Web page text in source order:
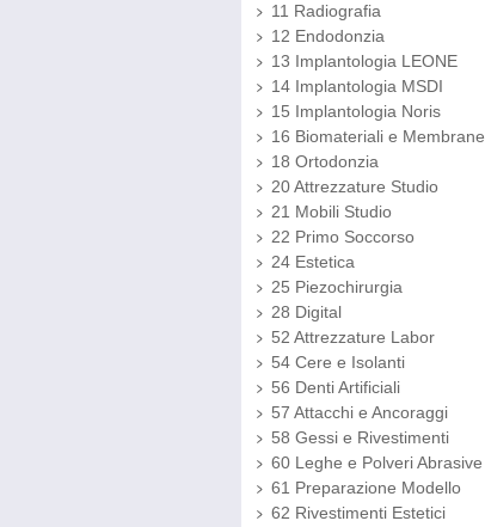
11 Radiografia
12 Endodonzia
13 Implantologia LEONE
14 Implantologia MSDI
15 Implantologia Noris
16 Biomateriali e Membrane
18 Ortodonzia
20 Attrezzature Studio
21 Mobili Studio
22 Primo Soccorso
24 Estetica
25 Piezochirurgia
28 Digital
52 Attrezzature Labor
54 Cere e Isolanti
56 Denti Artificiali
57 Attacchi e Ancoraggi
58 Gessi e Rivestimenti
60 Leghe e Polveri Abrasive
61 Preparazione Modello
62 Rivestimenti Estetici